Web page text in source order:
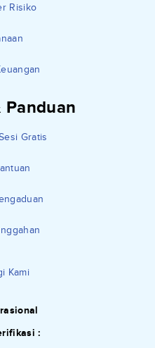
Risiko
Panduan
Gratis
Kami
: